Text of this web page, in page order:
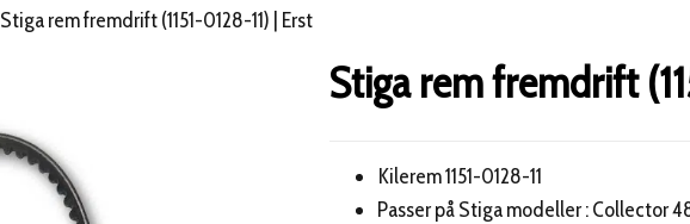
Stiga rem fremdrift (1151-0128-11) | Erst
Stiga rem fremdrift
Kilerem 1151-0128-11
Passer på Stiga modeller : Collector